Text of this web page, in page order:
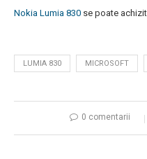
Nokia Lumia 830 se poate
LUMIA 830 MICROSOFT
0 comentarii